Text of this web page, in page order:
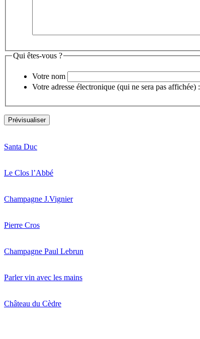
Qui êtes-vous ?
Votre nom
Votre adresse électronique (qui ne sera pas affichée) :
Santa Duc
Le Clos l’Abbé
Champagne J.Vignier
Pierre Cros
Champagne Paul Lebrun
Parler vin avec les mains
Château du Cèdre